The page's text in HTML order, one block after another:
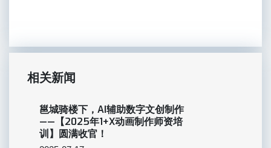
相关新闻
邕城骑楼下，AI辅助数字文创制作
——【2025年1+X动画制作师资培
训】圆满收官！